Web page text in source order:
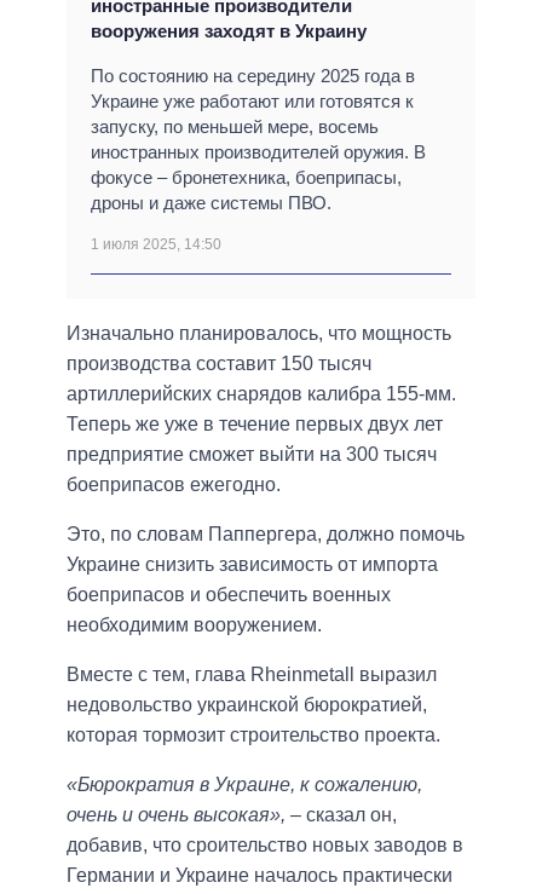
иностранные производители
вооружения заходят в Украину
По состоянию на середину 2025 года в
Украине уже работают или готовятся к
запуску, по меньшей мере, восемь
иностранных производителей оружия. В
фокусе – бронетехника, боеприпасы,
дроны и даже системы ПВО.
1 июля 2025, 14:50
Изначально планировалось, что мощность
производства составит 150 тысяч
артиллерийских снарядов калибра 155-мм.
Теперь же уже в течение первых двух лет
предприятие сможет выйти на 300 тысяч
боеприпасов ежегодно.
Это, по словам Паппергера, должно помочь
Украине снизить зависимость от импорта
боеприпасов и обеспечить военных
необходимим вооружением.
Вместе с тем, глава Rheinmetall выразил
недовольство украинской бюрократией,
которая тормозит строительство проекта.
«Бюрократия в Украине, к сожалению,
очень и очень высокая», – сказал он,
добавив, что сроительство новых заводов в
Германии и Украине началось практически